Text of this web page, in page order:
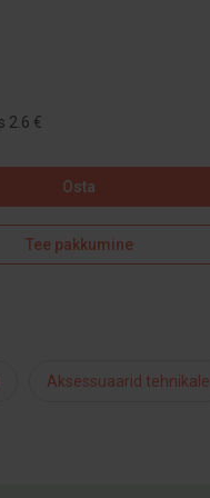
2.6 €
Osta
Tee pakkumine
Aksessuaarid tehnikale